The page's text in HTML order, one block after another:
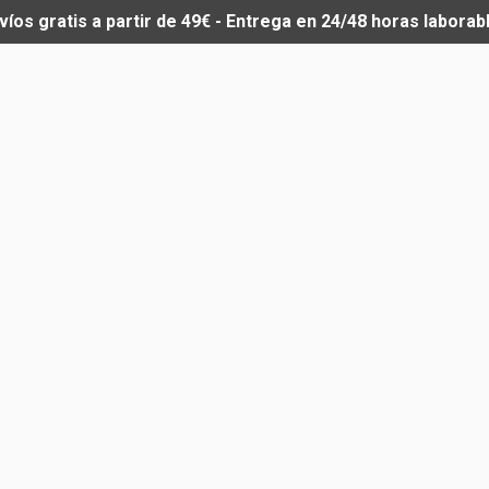
gratis a partir de 49€ - Entrega en 24/48 horas